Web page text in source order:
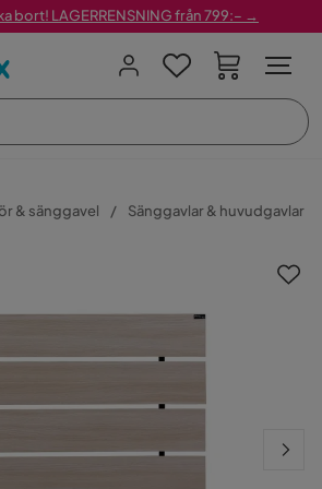
bort! LAGERRENSNING från 799:– →
& sänggavel Sänggavlar & huvudgavlar